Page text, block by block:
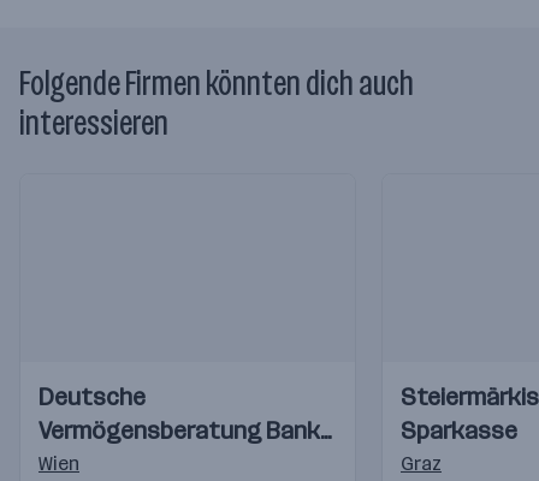
Folgende Firmen könnten dich auch
interessieren
Videos
Einblicke
Einblicke
Deutsche
Vermögensberatung Bank
AG
Wien
Videos
Einblicke
Einblicke
Sparkasse
Graz